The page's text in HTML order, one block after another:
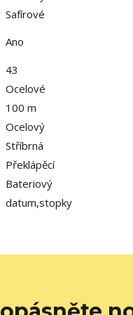
Safírové
Ano
43
Ocelové
100 m
Ocelový
Stříbrná
Překlápěcí
Bateriový
datum,stopky